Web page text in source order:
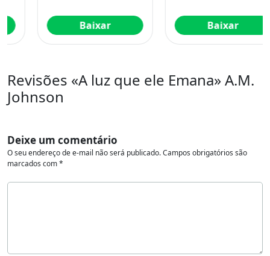
Baixar Baixar
Revisões «A luz que ele Emana» A.M.
Johnson
Deixe um comentário
O seu endereço de e-mail não será publicado.Campos obrigatórios são
marcados com*